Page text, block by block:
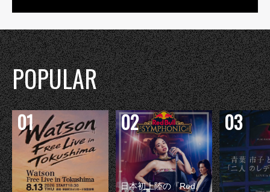
POPULAR
日本初上陸の『Red